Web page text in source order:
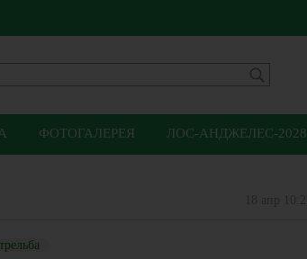
ФОТОГАЛЕРЕЯ ЛОС-АНДЖЕЛЕС-2028